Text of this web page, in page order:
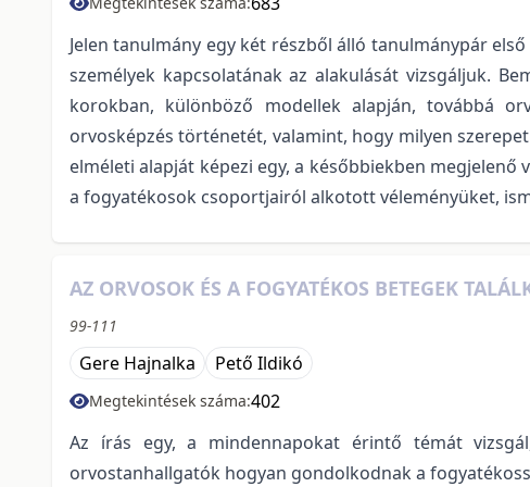
Jelen tanulmány egy két részből álló tanulmánypár
személyek kapcsolatának az alakulását vizsgáljuk.
korokban, különböző modellek alapján, továbbá
orvosképzés történetét, valamint, hogy milyen
elméleti alapját képezi egy, a későbbiekben megjelenő
a fogyatékosok csoportjairól alkotott véleményüket,
AZ ORVOSOK ÉS A FOGYATÉKOS BETEGEK
99-111
Gere Hajnalka Pető Ildikó
Megtekintések száma:402
Az írás egy, a mindennapokat érintő témát
orvostanhallgatók hogyan gondolkodnak a